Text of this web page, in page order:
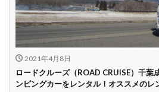
配車サービスあり
マイカー預かり
り
ビジネス利用 カップル向き
2021年4月8日
ロードクルーズ（ROAD CRUISE）千葉
ンピングカーをレンタル！オススメのレ